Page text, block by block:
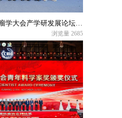
2025中国整合肿瘤学大会产学研发展论坛在昆明成功召开
浏览量 2685